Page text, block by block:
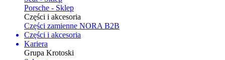
Porsche - Sklep
Części i akcesoria
Części zamienne NORA B2B
Części i akcesoria
Kariera
Grupa Krotoski